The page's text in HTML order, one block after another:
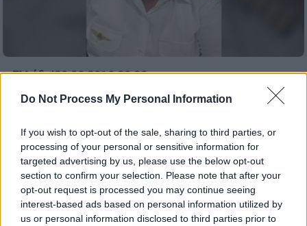
Do Not Process My Personal Information
If you wish to opt-out of the sale, sharing to third parties, or
processing of your personal or sensitive information for
targeted advertising by us, please use the below opt-out
section to confirm your selection. Please note that after your
opt-out request is processed you may continue seeing
interest-based ads based on personal information utilized by
us or personal information disclosed to third parties prior to
Ελλάδα|20.08.2019 23:32
Το προφητικό μήνυμα του πιλότου του
Πατέρας τριών παιδιών, έμπειρος πιλότος,
απόφοιτος της σχολής Ικάρων ήταν ο
Έλληνας πιλότος του ελικοπτέρου που
συνετρίβη στον Πόρο ενώ στις 10 Ιουλίου
έκανε «προφητική» ανάρτηση στο facebook